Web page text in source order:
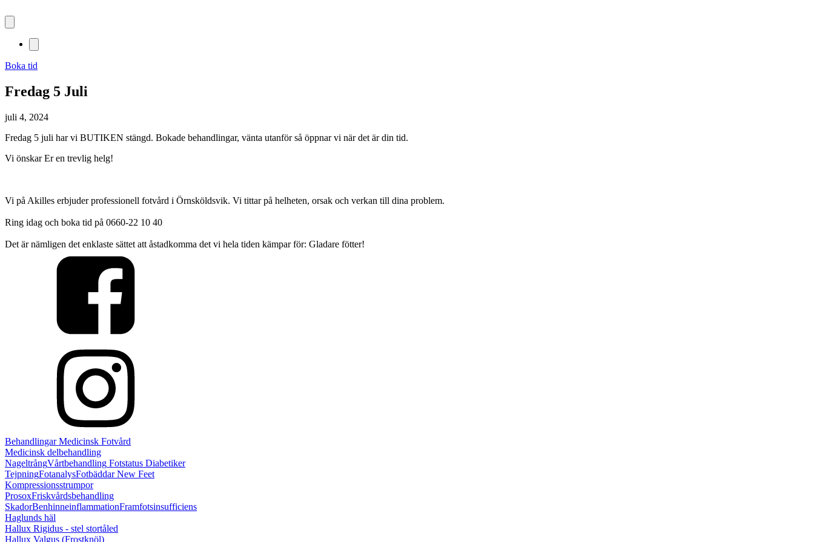
Boka tid
Fredag 5 Juli
juli 4, 2024
Fredag 5 juli har vi BUTIKEN stängd. Bokade behandlingar, vänta utanför så öppnar vi när det är din tid.
Vi önskar Er en trevlig helg!
Vi på Akilles erbjuder professionell fotvård i Örnsköldsvik. Vi tittar på helheten, orsak och verkan till dina problem.
Ring idag och boka tid på 0660-22 10 40
Det är nämligen det enklaste sättet att åstadkomma det vi hela tiden kämpar för: Gladare fötter!
BehandlingarMedicinsk Fotvård
Medicinsk delbehandling
NageltrångVårtbehandling Fotstatus Diabetiker
TejpningFotanalysFotbäddarNew Feet
Kompressionsstrumpor
ProsoxFriskvårdsbehandling
SkadorBenhinneinflammationFramfotsinsufficiens
Haglunds häl
Hallux Rigidus - stel stortåled
Hallux Valgus (Frostknöl)